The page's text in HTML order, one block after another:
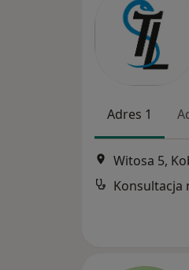
Adres 1
Witosa 5,
Konsultacja